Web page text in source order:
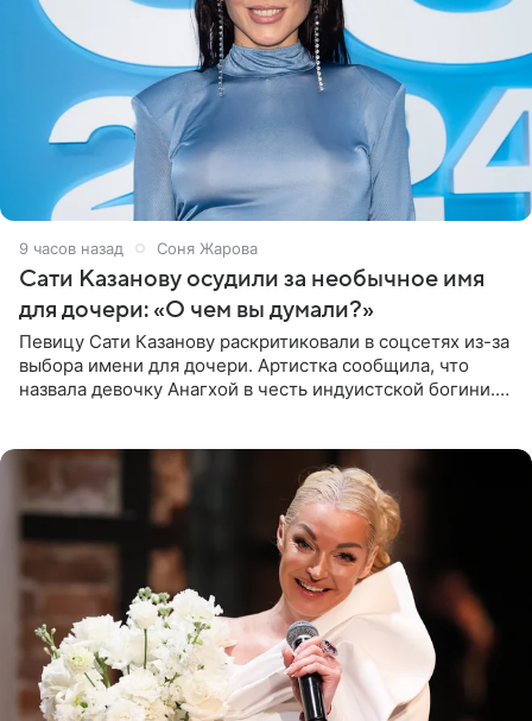
9 часов назад Соня Жарова
Сати Казанову осудили за необычное имя
для дочери: «О чем вы думали?»
Певицу Сати Казанову раскритиковали в соцсетях из-за
выбора имени для дочери. Артистка сообщила, что
назвала девочку Анагхой в честь индуистской богини.